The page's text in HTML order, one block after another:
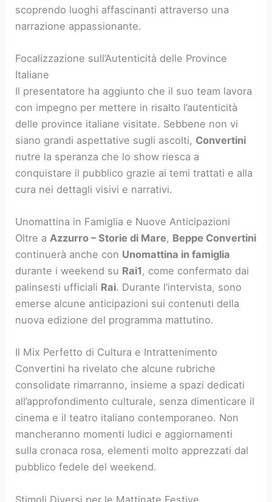
scoprendo luoghi affascinanti attraverso una
narrazione appassionante.
Focalizzazione sull’Autenticità delle Province
Italiane
Il presentatore ha aggiunto che il suo team lavora
con impegno per mettere in risalto l’autenticità
delle province italiane visitate. Sebbene non vi
siano grandi aspettative sugli ascolti, Convertini
nutre la speranza che lo show riesca a
conquistare il pubblico grazie ai temi trattati e alla
cura nei dettagli visivi e narrativi.
Unomattina in Famiglia e Nuove Anticipazioni
Oltre aAzzurro – Storie di Mare, Beppe Convertini
continuerà anche con Unomattina in famiglia
durante i weekend su Rai1, come confermato dai
palinsesti ufficiali Rai. Durante l’intervista, sono
emerse alcune anticipazioni sui contenuti della
nuova edizione del programma mattutino.
Il Mix Perfetto di Cultura e Intrattenimento
Convertini ha rivelato che alcune rubriche
consolidate rimarranno, insieme a spazi dedicati
all’approfondimento culturale, senza dimenticare il
cinema e il teatro italiano contemporaneo. Non
mancheranno momenti ludici e aggiornamenti
sulla cronaca rosa, elementi molto apprezzati dal
pubblico fedele del weekend.
Stimoli Diversi per le Mattinate Festive